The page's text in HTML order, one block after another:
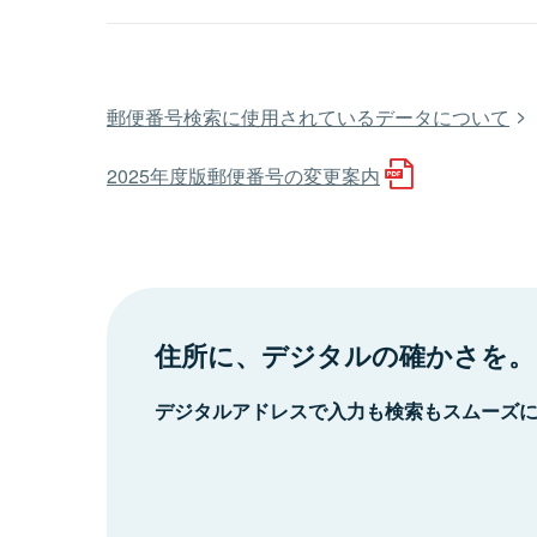
郵便番号検索に使用されているデータについて
2025年度版郵便番号の変更案内
住所に、デジタルの確かさを。
デジタルアドレスで入力も検索もスムーズ